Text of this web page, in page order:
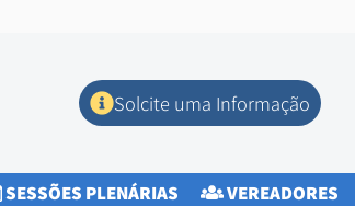
Solcite uma Informação
SESSÕES PLENÁRIAS VEREADORES